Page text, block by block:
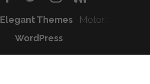
Elegant Themes| Motor:
WordPress